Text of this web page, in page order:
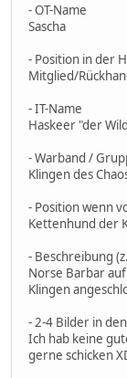
- OT-Name
Sascha
- Position in der
Mitglied/
- IT-Name
Haskeer "der
- Warband /
Klingen des
- Position wenn
Kettenhund der
- Beschreibung
Norse Barbar
Klingen
- 2-4 Bilder in
Ich hab keine
gerne schicken